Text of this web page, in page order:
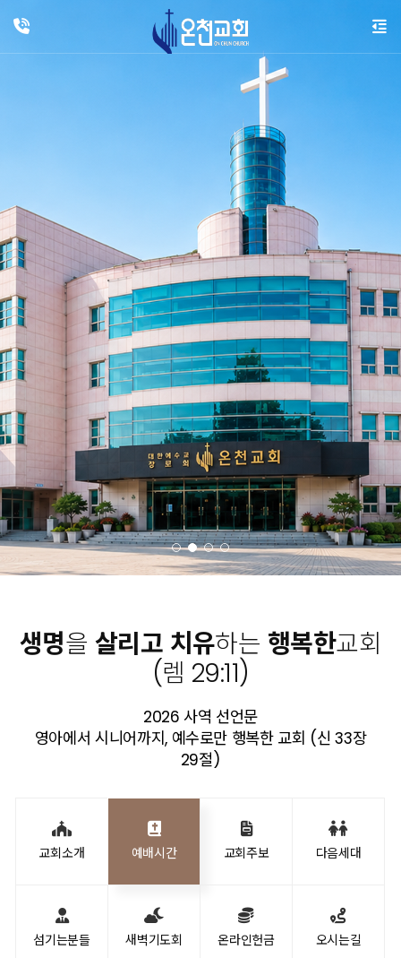
생명을 살리고 치유하는 행복한교회
(렘 29:11)
2026 사역 선언문
영아에서 시니어까지, 예수로만 행복한 교회 (신 33장
29절)
교회소개 예배시간 교회주보 다음세대
섬기는분들 새벽기도회 온라인헌금 오시는길